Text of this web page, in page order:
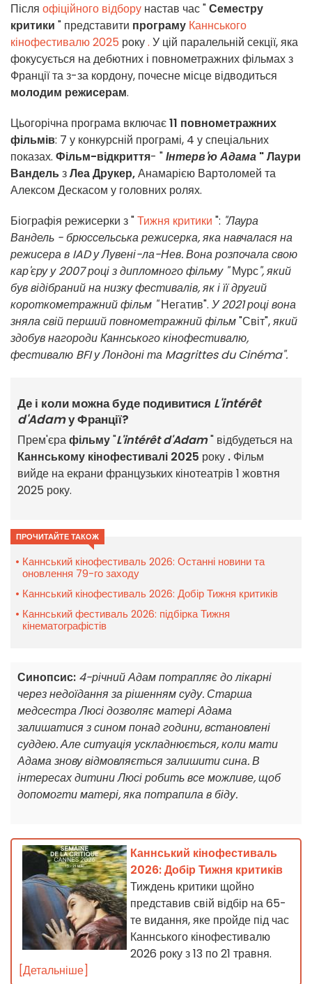
Після офіційного відбору настав час "Семестру
критики " представити програму Каннського
кінофестивалю 2025 року. У цій паралельній секції, яка
фокусується на дебютних і повнометражних фільмах з
Франції та з-за кордону, почесне місце відводиться
молодим режисерам.
Цьогорічна програма включає11 повнометражних
фільмів: 7 у конкурсній програмі, 4 у спеціальних
показах. Фільм-відкриття- "Інтерв'ю Адама " Лаури
ВандельзЛеа Друкер,Анамарією Вартоломей та
Алексом Дескасом у головних ролях.
Біографія режисерки з "Тижня критики ": "Лаура
Вандель - брюссельська режисерка, яка навчалася на
режисера в IAD у Лувені-ла-Нев. Вона розпочала свою
кар'єру у 2007 році з дипломного фільму "Мурс", який
був відібраний на низку фестивалів, як і її другий
короткометражний фільм "Негатив". У 2021 році вона
зняла свій перший повнометражний фільм"Світ",який
здобув нагороди Каннського кінофестивалю,
фестивалю BFI у Лондоні та Magrittes du Cinéma".
Де і коли можна буде подивитися L'intérêt
d'Adamу Франції?
Прем'єрафільму"L'intérêt d'Adam" відбудеться на
Каннському кінофестивалі 2025 року . Фільм
вийде на екрани французьких кінотеатрів 1 жовтня
2025 року.
ПРОЧИТАЙТЕ ТАКОЖ
Каннський кінофестиваль 2026: Останні новини та
оновлення 79-го заходу
Каннський кінофестиваль 2026: Добір Тижня критиків
Каннський фестиваль 2026: підбірка Тижня
кінематографістів
Синопсис: 4-річний Адам потрапляє до лікарні
через недоїдання за рішенням суду. Старша
медсестра Люсі дозволяє матері Адама
залишатися з сином понад години, встановлені
суддею. Але ситуація ускладнюється, коли мати
Адама знову відмовляється залишити сина. В
інтересах дитини Люсі робить все можливе, щоб
допомогти матері, яка потрапила в біду.
Каннський кінофестиваль
2026: Добір Тижня критиків
Тиждень критики щойно
представив свій відбір на 65-
те видання, яке пройде під час
Каннського кінофестивалю
2026 року з 13 по 21 травня.
[Детальніше]